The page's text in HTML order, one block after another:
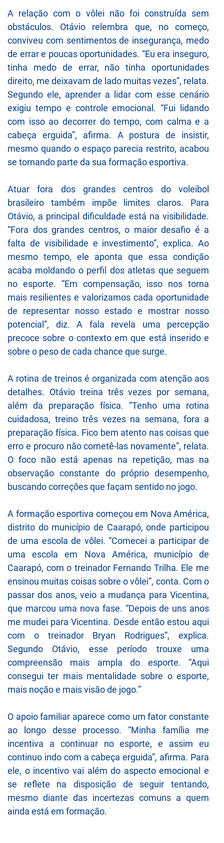
A relação com o vôlei não foi construída sem
obstáculos. Otávio relembra que, no começo,
conviveu com sentimentos de insegurança, medo
de errar e poucas oportunidades. “Eu era inseguro,
tinha medo de errar, não tinha oportunidades
direito, me deixavam de lado muitas vezes”, relata.
Segundo ele, aprender a lidar com esse cenário
exigiu tempo e controle emocional. “Fui lidando
com isso ao decorrer do tempo, com calma e a
cabeça erguida”, afirma. A postura de insistir,
mesmo quando o espaço parecia restrito, acabou
se tornando parte da sua formação esportiva.
Atuar fora dos grandes centros do voleibol
brasileiro também impõe limites claros. Para
Otávio, a principal dificuldade está na visibilidade.
“Fora dos grandes centros, o maior desafio é a
falta de visibilidade e investimento”, explica. Ao
mesmo tempo, ele aponta que essa condição
acaba moldando o perfil dos atletas que seguem
no esporte. “Em compensação, isso nos torna
mais resilientes e valorizamos cada oportunidade
de representar nosso estado e mostrar nosso
potencial”, diz. A fala revela uma percepção
precoce sobre o contexto em que está inserido e
sobre o peso de cada chance que surge.
A rotina de treinos é organizada com atenção aos
detalhes. Otávio treina três vezes por semana,
além da preparação física. “Tenho uma rotina
cuidadosa, treino três vezes na semana, fora a
preparação física. Fico bem atento nas coisas que
erro e procuro não cometê-las novamente”, relata.
O foco não está apenas na repetição, mas na
observação constante do próprio desempenho,
buscando correções que façam sentido no jogo.
A formação esportiva começou em Nova América,
distrito do município de Caarapó, onde participou
de uma escola de vôlei. “Comecei a participar de
uma escola em Nova América, município de
Caarapó, com o treinador Fernando Trilha. Ele me
ensinou muitas coisas sobre o vôlei”, conta. Com o
passar dos anos, veio a mudança para Vicentina,
que marcou uma nova fase. “Depois de uns anos
me mudei para Vicentina. Desde então estou aqui
com o treinador Bryan Rodrigues”, explica.
Segundo Otávio, esse período trouxe uma
compreensão mais ampla do esporte. “Aqui
consegui ter mais mentalidade sobre o esporte,
mais noção e mais visão de jogo.”
O apoio familiar aparece como um fator constante
ao longo desse processo. “Minha família me
incentiva a continuar no esporte, e assim eu
continuo indo com a cabeça erguida”, afirma. Para
ele, o incentivo vai além do aspecto emocional e
se reflete na disposição de seguir tentando,
mesmo diante das incertezas comuns a quem
ainda está em formação.